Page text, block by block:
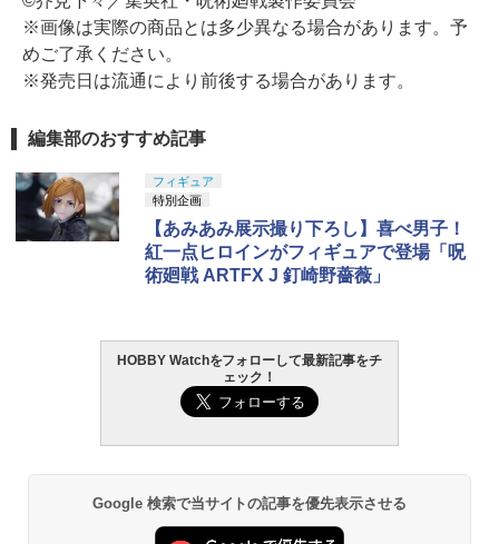
※画像は実際の商品とは多少異なる場合があります。予
めご了承ください。
※発売日は流通により前後する場合があります。
編集部のおすすめ記事
フィギュア
特別企画
【あみあみ展示撮り下ろし】喜べ男子！
紅一点ヒロインがフィギュアで登場「呪
術廻戦 ARTFX J 釘崎野薔薇」
HOBBY Watchをフォローして最新記事をチ
ェック！
Google 検索で当サイトの記事を優先表示させる